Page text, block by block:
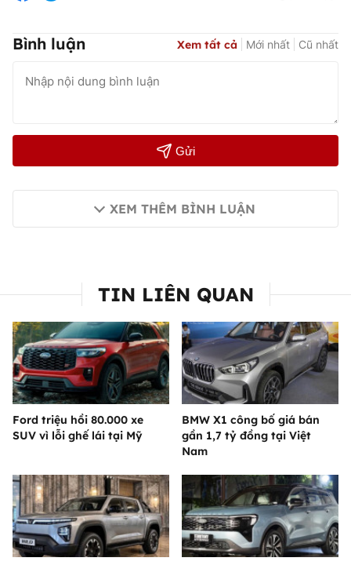
Bình luận Xem tất cả Mới nhất Cũ nhất
Gửi
XEM THÊM BÌNH LUẬN
TIN LIÊN QUAN
Ford triệu hồi 80.000 xe
SUV vì lỗi ghế lái tại Mỹ
BMW X1 công bố giá bán
gần 1,7 tỷ đồng tại Việt
Nam